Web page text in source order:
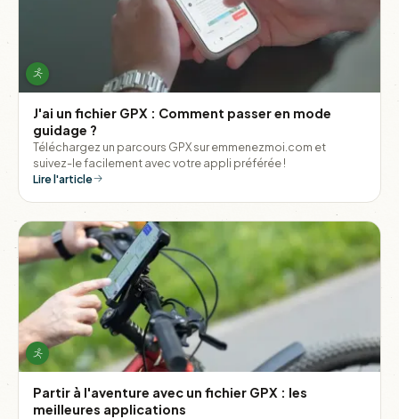
J'ai un fichier GPX : Comment passer en mode
guidage ?
Téléchargez un parcours GPX sur emmenezmoi.com et
suivez-le facilement avec votre appli préférée !
Lire l'article
Partir à l'aventure avec un fichier GPX : les
meilleures applications